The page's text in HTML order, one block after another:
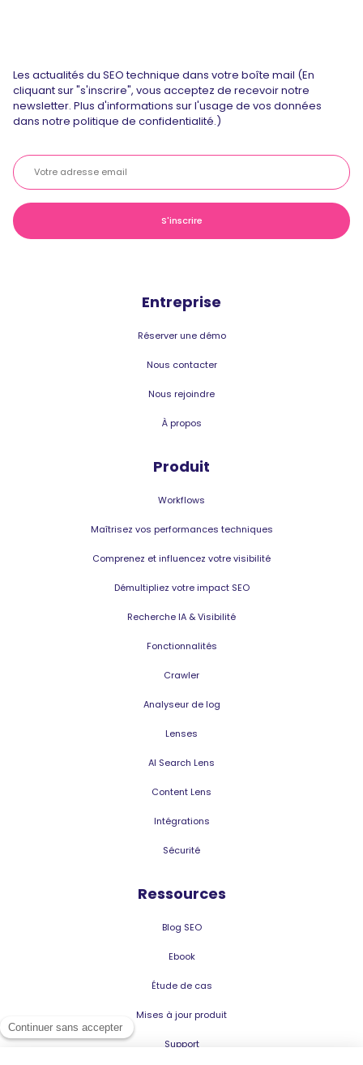
Entreprise
Réserver une démo
Nous contacter
Nous rejoindre
À propos
Produit
Workflows
Maîtrisez vos performances techniques
Comprenez et influencez votre visibilité
Démultipliez votre impact SEO
Recherche IA & Visibilité
Fonctionnalités
Crawler
Analyseur de log
Lenses
AI Search Lens
Content Lens
Intégrations
Sécurité
Ressources
Blog SEO
Ebook
Étude de cas
Mises à jour produit
Support
Les actualités du SEO technique dans votre boîte mail (En
cliquant sur "s'inscrire", vous acceptez de recevoir notre
newsletter. Plus d'informations sur l'usage de vos données
dans notre politique de confidentialité.)